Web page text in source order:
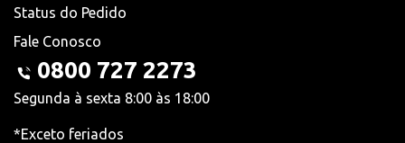
Status do Pedido
Fale Conosco
0800 727 2273
Segunda à sexta 8:00 às 18:00
*Exceto feriados